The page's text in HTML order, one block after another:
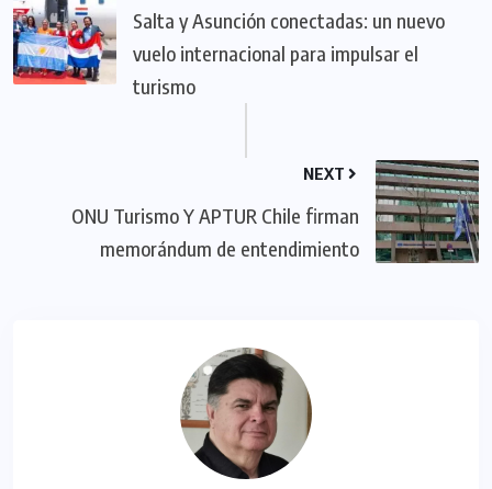
Salta y Asunción conectadas: un nuevo
vuelo internacional para impulsar el
turismo
NEXT
ONU Turismo Y APTUR Chile firman
memorándum de entendimiento